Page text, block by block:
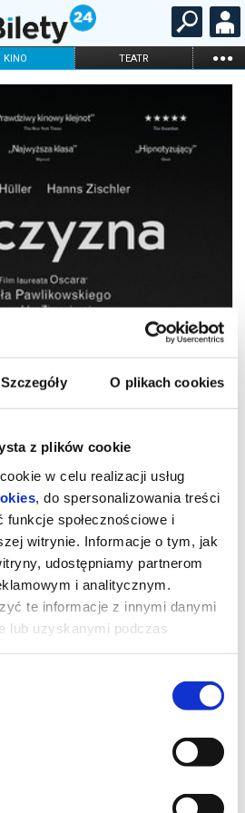
Szczegóły O plikach cookies
z plików cookie
w celu realizacji usług
, do spersonalizowania treści
funkcje społecznościowe i
witrynie. Informacje o tym, jak
udostępniamy partnerom
i analitycznym.
te informacje z innymi danymi
lub uzyskanymi podczas
KINO TEATR ...
I BALET
KARNETY
Nagrody Nobla w dziedzinie literatury,
– aktorką i pisarką. Akcja
okresie zimnej wojny. Ojciec i córka
pod kontrolą amerykańską do
Po raz pierwszy od wojny